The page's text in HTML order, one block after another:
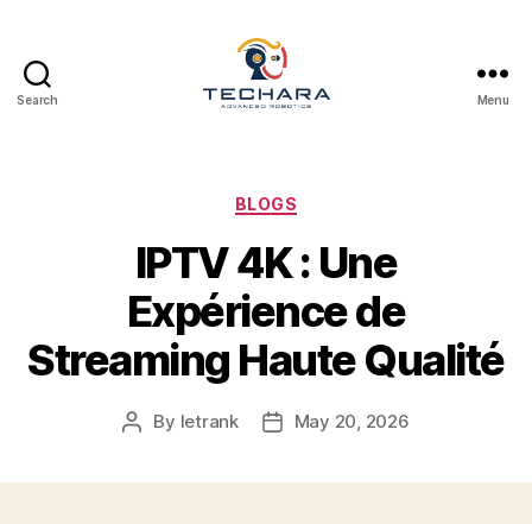
Search Menu
Categories
BLOGS
IPTV 4K : Une
Expérience de
Streaming Haute Qualité
Post
By letrank
PostMay 20, 2026